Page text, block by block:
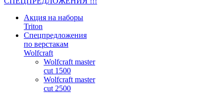
Акция на наборы
Triton
Спецпредложения
по верстакам
Wolfcraft
Wolfcraft master
cut 1500
Wolfcraft master
cut 2500